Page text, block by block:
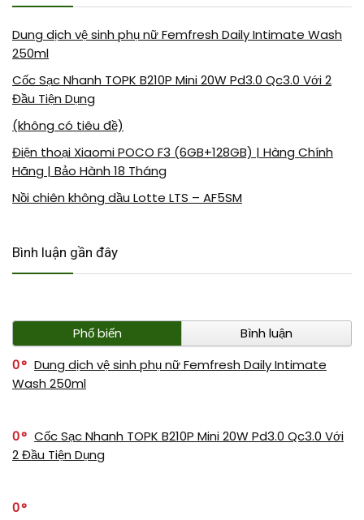
Dung dịch vệ sinh phụ nữ Femfresh Daily Intimate Wash
250ml
Cốc Sạc Nhanh TOPK B210P Mini 20W Pd3.0 Qc3.0 Với 2
Đầu Tiện Dụng
(không có tiêu đề)
Điện thoại Xiaomi POCO F3 (6GB+128GB) | Hàng Chính
Hãng | Bảo Hành 18 Tháng
Nồi chiên không dầu Lotte LTS – AF5SM
Bình luận gần đây
Phổ biến
Bình luận
0
Dung dịch vệ sinh phụ nữ Femfresh Daily Intimate
Wash 250ml
0
Cốc Sạc Nhanh TOPK B210P Mini 20W Pd3.0 Qc3.0 Với
2 Đầu Tiện Dụng
0